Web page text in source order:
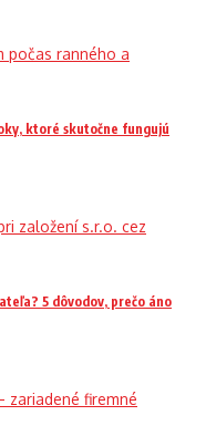
ktoré skutočne fungujú
5 dôvodov, prečo áno